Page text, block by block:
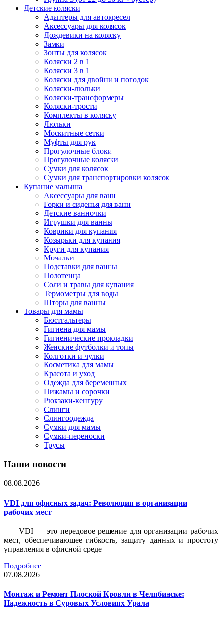
Детские коляски
Адаптеры для автокресел
Аксессуары для колясок
Дождевики на коляску
Замки
Зонты для колясок
Коляски 2 в 1
Коляски 3 в 1
Коляски для двойни и погодок
Коляски-люльки
Коляски-трансформеры
Коляски-трости
Комплекты в коляску
Люльки
Москитные сетки
Муфты для рук
Прогулочные блоки
Прогулочные коляски
Сумки для колясок
Сумки для транспортировки колясок
Купание малыша
Аксессуары для ванн
Горки и сиденья для ванн
Детские ванночки
Игрушки для ванны
Коврики для купания
Козырьки для купания
Круги для купания
Мочалки
Подставки для ванны
Полотенца
Соли и травы для купания
Термометры для воды
Шторы для ванны
Товары для мамы
Бюстгальтеры
Гигиена для мамы
Гигиенические прокладки
Женские футболки и топы
Колготки и чулки
Косметика для мамы
Красота и уход
Одежда для беременных
Пижамы и сорочки
Рюкзаки-кенгуру
Слинги
Слингоодежда
Сумки для мамы
Сумки-переноски
Трусы
Наши новости
08.08.2026
VDI для офисных задач: Революция в организации
рабочих мест
VDI — это передовое решение для организации рабочих
мест, обеспечивающее гибкость, защиту данных и простоту
управления в офисной среде
Подробнее
07.08.2026
Монтаж и Ремонт Плоской Кровли в Челябинске:
Надежность в Суровых Условиях Урала